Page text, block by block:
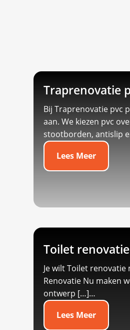
Traprenovatie
Bij Traprenovatie pvc
aan.​ We kiezen pvc
stootborden, antislip
Lees Meer
Toilet renovatie
Je wilt Toilet
Renovatie Nu maken
ontwerp […]…
Lees Meer